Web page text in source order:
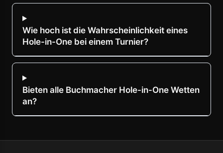
Wie hoch ist die Wahrscheinlichkeit eines
Hole-in-One bei einem Turnier?
Bieten alle Buchmacher Hole-in-One Wetten
an?